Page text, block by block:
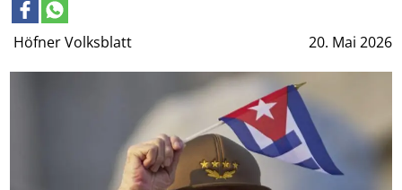
Höfner Volksblatt 20. Mai 2026